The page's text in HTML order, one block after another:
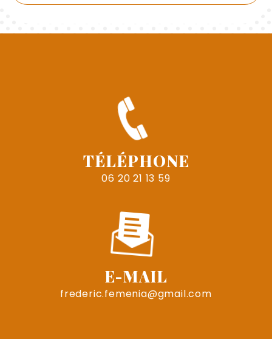
TÉLÉPHONE
06 20 21 13 59
E-MAIL
frederic.femenia@gmail.com